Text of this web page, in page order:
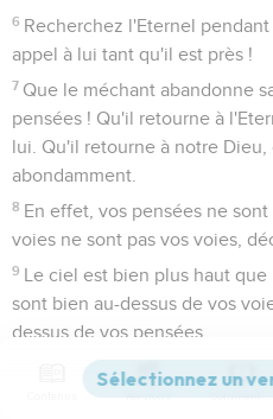
6 Recherchez l'Eternel
appel à lui tant qu'il est près !
7 Que le méchant abandonne
pensées ! Qu'il retourne à
lui. Qu'il retourne à notre Dieu,
abondamment.
8 En effet, vos pensées ne
voies ne sont pas vos voies,
9 Le ciel est bien plus haut
sont bien au-dessus de vos
dessus de vos pensées.
La pluie et la neige
pas sans avoir arrosé la terre,
Versions Commentaires